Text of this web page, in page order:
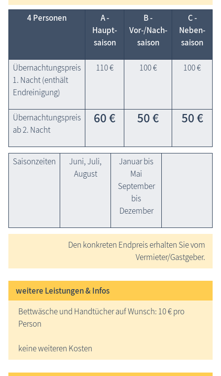
4 Personen
A -
Haupt­
saison
B -
Vor-/Nach­
saison
C -
Neben­
saison
Übernachtungspreis
1. Nacht (enthält
Endreinigung)
110 € 100 € 100 €
Übernachtungspreis
ab 2. Nacht
60 € 50 € 50 €
Saisonzeiten
Juni, Juli,
August
Januar bis
Mai
September
bis
Dezember
Den konkreten Endpreis erhalten Sie vom
Vermieter/Gastgeber.
weitere Leistungen & Infos
Bettwäsche und Handtücher auf Wunsch: 10 € pro
Person
keine weiteren Kosten